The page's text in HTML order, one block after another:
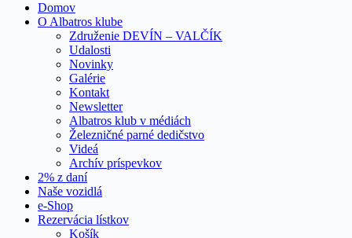
Domov
O Albatros klube
Združenie DEVÍN – VALČÍK
Udalosti
Novinky
Galérie
Kontakt
Newsletter
Albatros klub v médiách
Železničné parné dedičstvo
Videá
Archív príspevkov
2% z daní
Naše vozidlá
e-Shop
Rezervácia lístkov
Košík